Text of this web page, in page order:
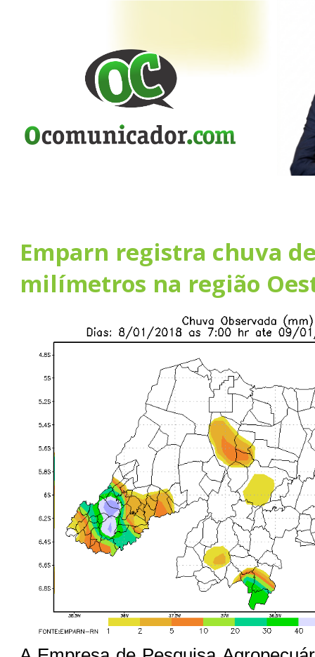
Emparn registra chuva
milímetros na região